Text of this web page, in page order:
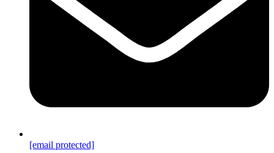
[email protected]